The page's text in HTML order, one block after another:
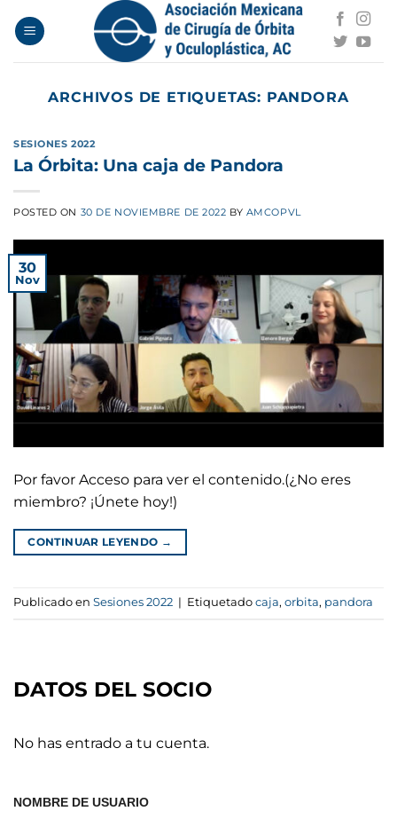
ARCHIVOS DE ETIQUETAS: PANDORA
SESIONES 2022
La Órbita: Una caja de Pandora
POSTED ON 30 DE NOVIEMBRE DE 2022 BY AMCOPVL
30
Nov
Por favor Acceso para ver el contenido.(¿No eres
miembro? ¡Únete hoy!)
CONTINUAR LEYENDO →
Publicado en Sesiones 2022 | Etiquetado caja, orbita, pandora
DATOS DEL SOCIO
No has entrado a tu cuenta.
NOMBRE DE USUARIO